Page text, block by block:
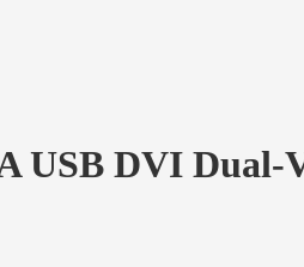
USB DVI Dual-